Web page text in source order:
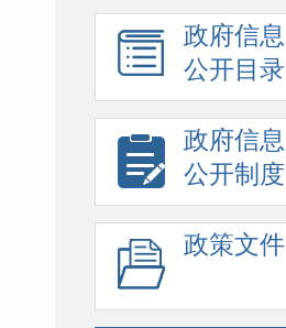
政府信息
公开目录
政府信息
公开制度
政策文件